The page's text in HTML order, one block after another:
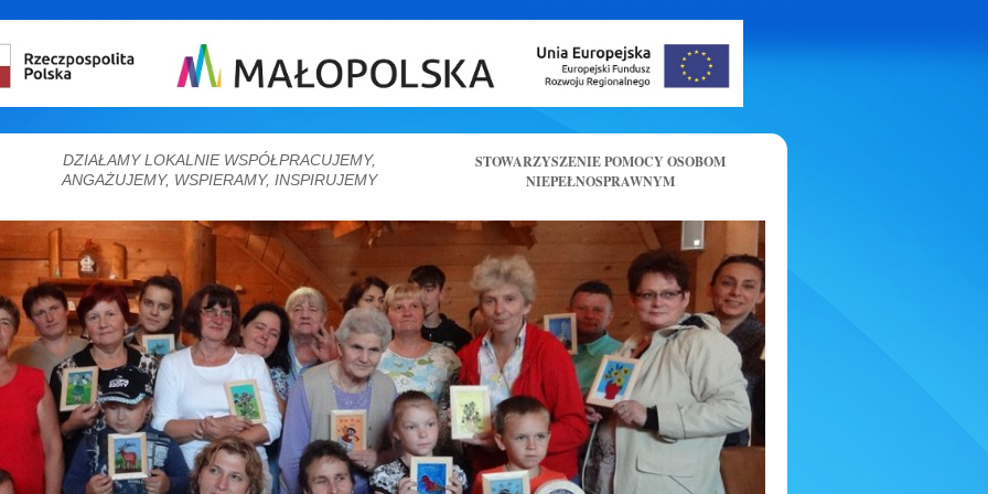
STOWARZYSZENIE POMOCY OSOBOM
NIEPEŁNOSPRAWNYM
DZIAŁAMY LOKALNIE WSPÓŁPRACUJEMY,
ANGAŻUJEMY, WSPIERAMY, INSPIRUJEMY